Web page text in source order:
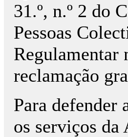
31.º, n.º 2 do
Pessoas
Regulamentar
reclamação
Para defender
os serviços da